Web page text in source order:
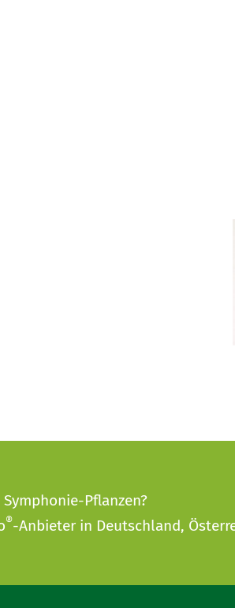
Pflanzen?
®-Anbieter in Deutschland,